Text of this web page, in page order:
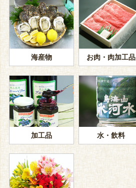
海産物 お肉・肉加工品
加工品 水・飲料